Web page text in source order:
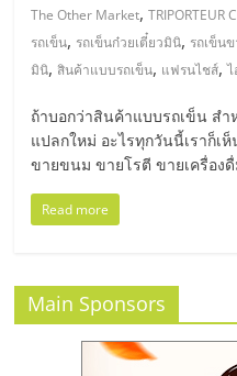
มอี
ไทย,
SMEs,
แฟ
รน
ไชส์,
The Other Market,TRIPORTEUR
รถเข็น, รถเข็นก๋วยเตี๋ยวมินิ, รถเข็น
มินิ,สินค้าแบบรถเข็น, แฟรนไชส์,
ถ้าบอกว่าสินค้าแบบรถเข็น สำ
แปลกใหม่ อะไรทุกวันนี้เราก็เ
ขายขนม ขายโรตี ขายเครื่อง
Read more
Main Sponsors